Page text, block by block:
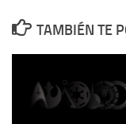
TAMBIÉN TE